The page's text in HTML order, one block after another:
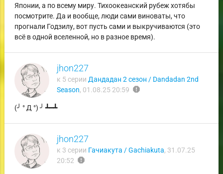
Японии, а по всему миру. Тихоокеанский рубеж хотябы
посмотрите. Да и вообще, люди сами виноваты, что
прогнали Годзилу, вот пусть сами и выкручиваются (это
всё в одной вселенной, но в разное время).
jhon227
к 5 серии Дандадан 2 сезон / Dandadan 2nd
Season, 01.08.25 20:59 report
(╯ ° Д °) ╯ ┻━┻
jhon227
к 3 серии Гачиакута / Gachiakuta, 31.07.25
20:52 report